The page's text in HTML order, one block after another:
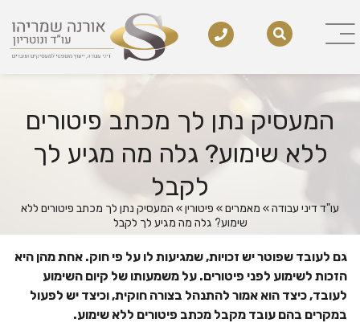
המעסיק נתן לך מכתב פיטורים
ללא שימוע? גלה מה מגיע לך
לקבל
עו"ד דיני עבודה» מאמרים» פיטורין» המעסיק נתן לך מכתב פיטורים ללא
שימוע? גלה מה מגיע לך לקבל
גם לעובד שפוטר יש זכויות, שמגיעות לו על פי חוק. אחת מהן היא
הזכות לשימוע לפני פיטורים. על משמעותו של קיום השימוע
לעובד, כיצד הוא אמור להתנהל בצורה חוקית, וכיצד יש לפעול
במקרים בהם עובד מקבל מכתב פיטורים ללא שימוע.